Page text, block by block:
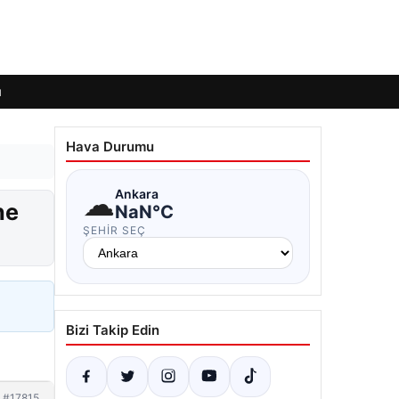
Hava Durumu
☁Ankara
NaN°C
ŞEHIR SEÇ
Bizi Takip Edin